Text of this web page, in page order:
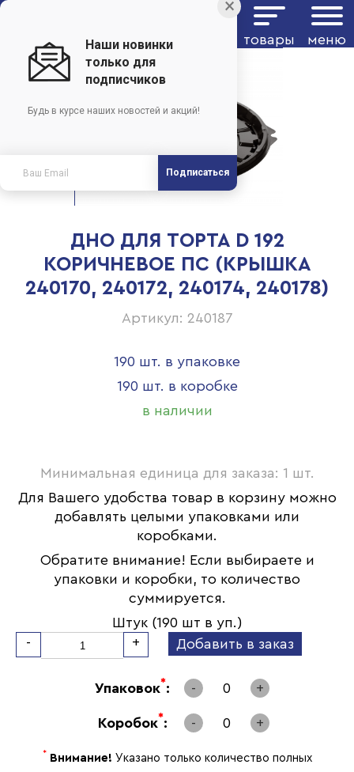
Наши новинки
только для
подписчиков
Будь в курсе наших новостей и акций!
Подписаться
×
товары меню
ДНО ДЛЯ ТОРТА D 192
КОРИЧНЕВОЕ ПС (КРЫШКА
240170, 240172, 240174, 240178)
Артикул: 240187
190 шт. в упаковке
190 шт. в коробке
в наличии
Минимальная единица для заказа: 1 шт.
Для Вашего удобства товар в корзину можно
добавлять целыми упаковками или
коробками.
Обратите внимание! Если выбираете и
упаковки и коробки, то количество
суммируется.
Штук (190 шт в уп.)
-
+ Добавить в заказ
Упаковок*: - 0 +
Коробок*: - 0 +
* Внимание! Указано только количество полных